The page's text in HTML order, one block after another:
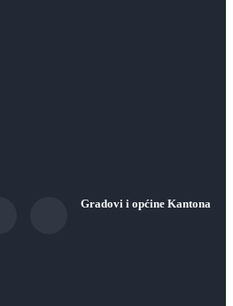
Gradovi i općine Kantona